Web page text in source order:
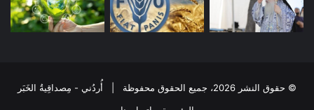
© حقوق النشر 2026، جميع الحقوق محفوظة | أُردُني - مِصداقِيةُ الخَبَر